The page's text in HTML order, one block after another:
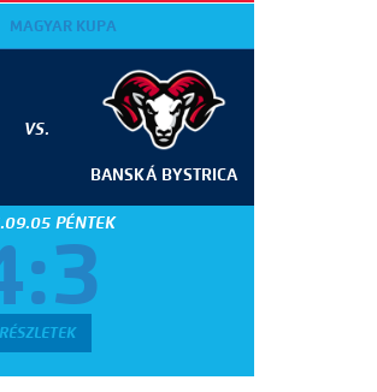
MAGYAR KUPA
VS.
BANSKÁ BYSTRICA
PÉNTEK
RÉSZLETEK